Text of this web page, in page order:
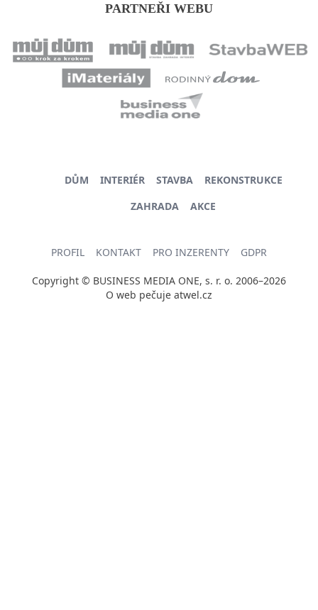
PARTNEŘI WEBU
DŮM INTERIÉR STAVBA
REKONSTRUKCE
ZAHRADA
AKCE
PROFIL KONTAKT PRO INZERENTY GDPR
Copyright © BUSINESS MEDIA ONE, s. r. o. 2006–2026